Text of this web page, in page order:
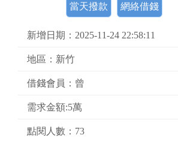
當天撥款 網絡借錢
新增日期：2025-11-24 22:58:11
地區：新竹
借錢會員：曾
需求金額:5萬
點閱人數：73